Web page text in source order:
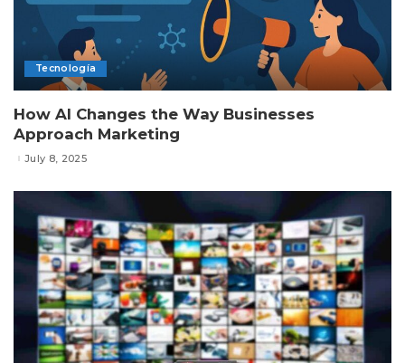
Tecnología
How AI Changes the Way Businesses
Approach Marketing
July 8, 2025